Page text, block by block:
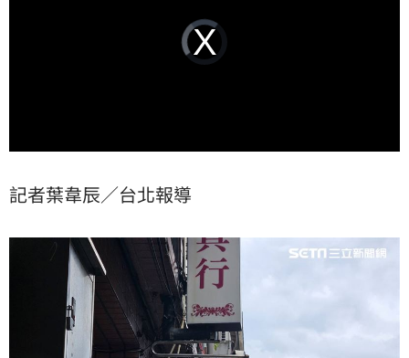
Video
Player
is
loading.
記者葉韋辰／台北報導